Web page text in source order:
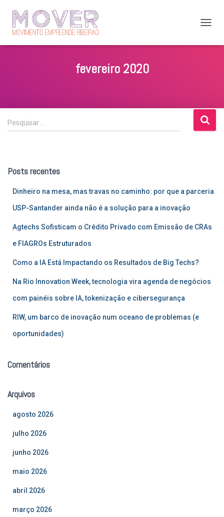
fevereiro 2020
P
e
i
Pesquisar …
Posts recentes
Dinheiro na mesa, mas travas no caminho: por que a parceria
USP-Santander ainda não é a solução para a inovação
Agtechs Sofisticam o Crédito Privado com Emissão de CRAs
e FIAGROs Estruturados
Como a IA Está Impactando os Resultados de Big Techs?
Na Rio Innovation Week, tecnologia vira agenda de negócios
com painéis sobre IA, tokenização e cibersegurança
RIW, um barco de inovação num oceano de problemas (e
oportunidades)
Comentários
Arquivos
agosto 2026
julho 2026
junho 2026
maio 2026
abril 2026
março 2026